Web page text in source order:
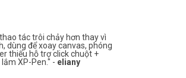
tác trôi chảy hơn thay vì
dùng để xoay canvas, phóng
thiếu hỗ trợ click chuột +
XP-Pen." - eliany